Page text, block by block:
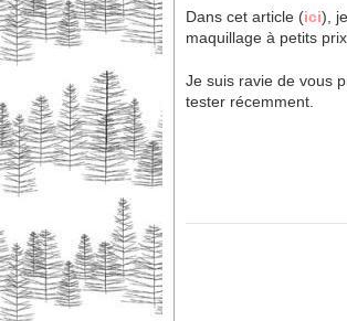
Dans cet article (ici),
maquillage à petits
Je suis ravie de vous
tester récemment.